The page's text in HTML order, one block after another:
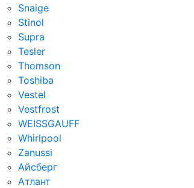
Snaige
Stinol
Supra
Tesler
Thomson
Toshiba
Vestel
Vestfrost
WEISSGAUFF
Whirlpool
Zanussi
Айсберг
Атлант